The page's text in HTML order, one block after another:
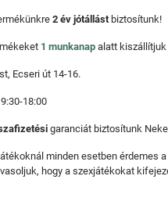
2 év jótállást biztosítunk!
1 munkanap alatt kiszállítjuk
Ecseri út 14-16.
18:00
garanciát biztosítunk
minden esetben érdemes a
hogy a szexjátékokat